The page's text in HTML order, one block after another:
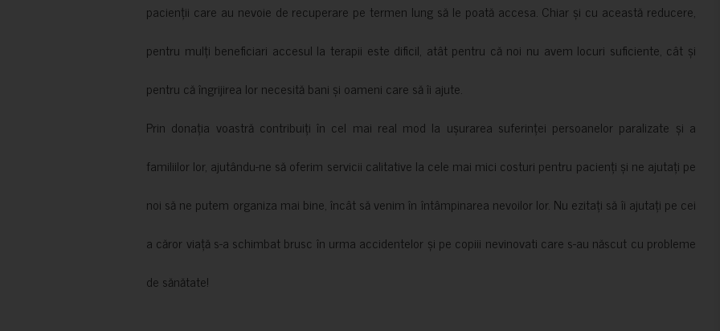
pacienții care au nevoie de recuperare pe termen lung să le poată accesa. Chiar și cu această reducere,
pentru mulți beneficiari accesul la terapii este dificil, atât pentru că noi nu avem locuri suficiente, cât și
pentru că îngrijirea lor necesită bani și oameni care să îi ajute.
Prin donația voastră contribuiți în cel mai real mod la ușurarea suferinței persoanelor paralizate și a
familiilor lor, ajutându-ne să oferim servicii calitative la cele mai mici costuri pentru pacienți și ne ajutați pe
noi să ne putem organiza mai bine, încât să venim în întâmpinarea nevoilor lor. Nu ezitați să îi ajutați pe cei
a căror viață s-a schimbat brusc în urma accidentelor și pe copiii nevinovati care s-au născut cu probleme
de sănătate!